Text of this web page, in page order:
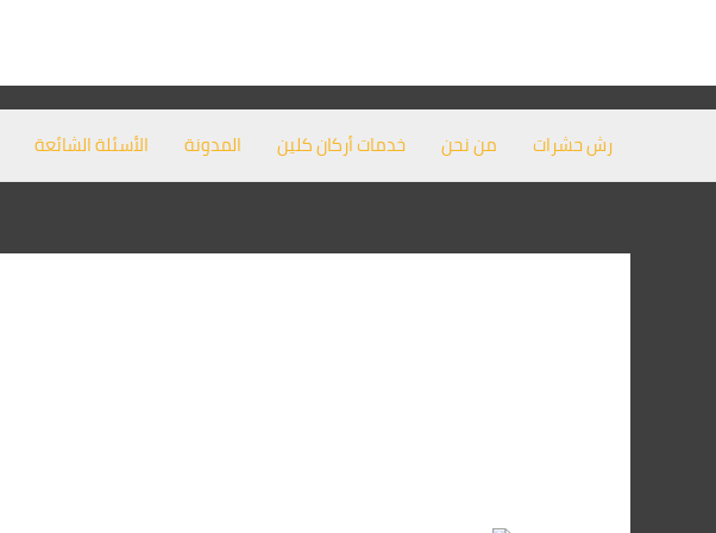
رش حشرات من نحن خدمات أركان كلين المدونة الأسئلة الشائعة